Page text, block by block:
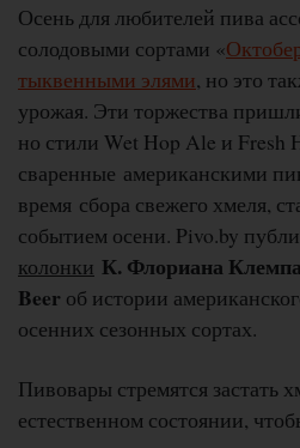
Осень для любителей пива
солодовыми сортами «
тыквенными элями, но это
урожая. Эти торжества
но стили Wet Hop Ale и Fresh
сваренные американскими
время сбора свежего хмеля,
событием осени. Pivo.by
колонки К. Флориана Клемпа
Beer об истории
осенних сезонных сортах.
Пивовары стремятся застать
естественном состоянии,